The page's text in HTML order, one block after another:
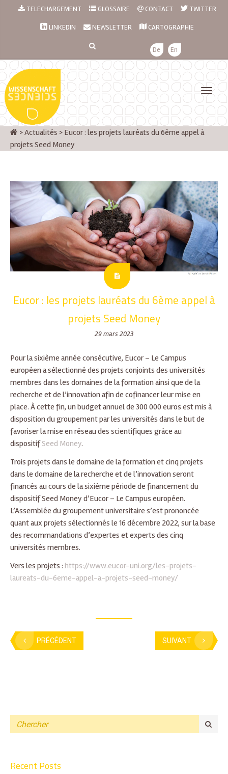
TELECHARGEMENT GLOSSAIRE CONTACT TWITTER
LINKEDIN NEWSLETTER CARTOGRAPHIE
De En
>Actualités > Eucor : les projets lauréats du 6ème appel à
projets Seed Money
Eucor : les projets lauréats du 6ème appel à
projets Seed Money
29 mars 2023
Pour la sixième année consécutive, Eucor – Le Campus
européen a sélectionné des projets conjoints des universités
membres dans les domaines de la formation ainsi que de la
recherche et de l’innovation afin de cofinancer leur mise en
place. À cette fin, un budget annuel de 300 000 euros est mis à
disposition du groupement par les universités dans le but de
favoriser la mise en réseau des scientifiques grâce au
dispositifSeed Money.
Trois projets dans le domaine de la formation et cinq projets
dans le domaine de la recherche et de l’innovation seront
financés au cours de la sixième période de financement du
dispositif Seed Money d’Eucor – Le Campus européen.
L’Assemblée du groupement universitaire s’est prononcée
quant aux projets sélectionnés le 16 décembre 2022, sur la base
des recommandations d’expertes et experts des cinq
universités membres.
Vers les projets : https://www.eucor-uni.org/les-projets-
laureats-du-6eme-appel-a-projets-seed-money/
PRÉCÉDENT SUIVANT
Recent Posts